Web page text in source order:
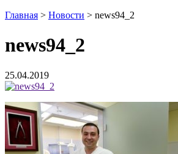
Главная > Новости > news94_2
news94_2
25.04.2019